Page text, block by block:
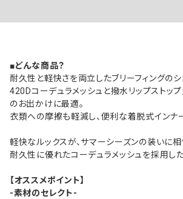
■どんな商品？
耐久性と軽快さを両立したブリーフィングのシ
420Dコーデュラメッシュと撥水リップストッ
のお出かけに最適。
衣類への摩擦も軽減し、便利な着脱式インナ
軽快なルックスが、サマーシーズンの装いに相
耐久性に優れたコーデュラメッシュを採用した
【オススメポイント】
-素材のセレクト-